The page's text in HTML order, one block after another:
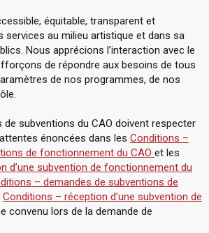
équitable, transparent et
services au milieu artistique et dans sa
Nous apprécions l’interaction avec le
de répondre aux besoins de tous
de nos programmes, de nos
de subventions du CAO doivent respecter
énoncées dans les Conditions –
de fonctionnement du CAO et les
d’une subvention de fonctionnement du
– demandes de subventions de
Conditions – réception d’une subvention de
convenu lors de la demande de